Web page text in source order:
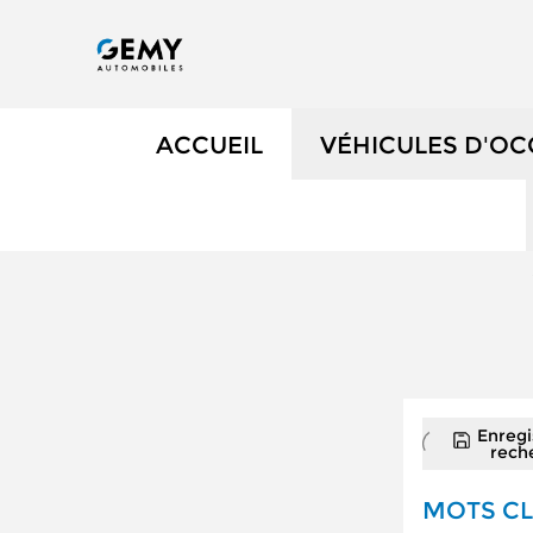
ACCUEIL VÉHICULES
NOS
VÉHICULES DE
ÉLECTRIQUES
NOS SERVICES
MOTS